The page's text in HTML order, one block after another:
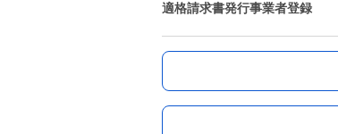
適格請求書発行事業者登録